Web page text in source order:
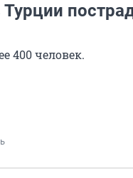
400 человек.